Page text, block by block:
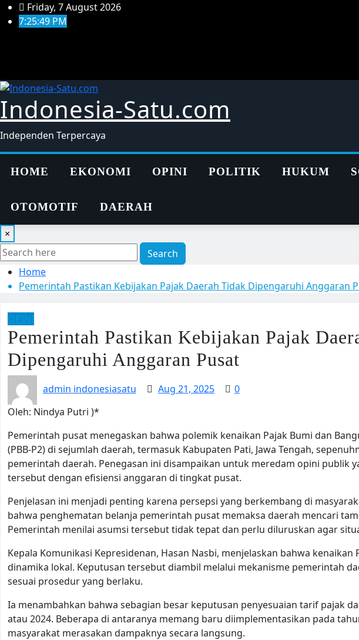
Skip
to
Friday, 7 August 2026
7:25:49 PM
Indonesia-Satu.com
Independen Terpercaya
HOME EKONOMI OPINI POLITIK HUKUM
OTOMOTIF DAERAH
×
Search
Home
Pemerintah Pastikan Kebijakan Pajak Daerah Tidak Dipengaruhi Anggaran
Pemerintah Pastikan Kebijakan Pajak
Dipengaruhi Anggaran Pusat
admin indonesiasatu Aug 21, 2025
0
Oleh: Nindya Putri )*
Pemerintah pusat menegaskan bahwa polemik kenaikan Pajak Bumi dan
(PBB-P2) di sejumlah daerah, termasuk Kabupaten Pati, Jawa Tengah,
pemerintah daerah. Penegasan ini disampaikan untuk meredam opini publik
tersebut dengan efisiensi anggaran di tingkat pusat.
Penjelasan ini menjadi penting karena persepsi yang berkembang di
bahwa penghematan belanja pemerintah pusat memaksa daerah mencari
Pemerintah menilai asumsi tersebut tidak tepat dan perlu diluruskan agar
Kepala Komunikasi Kepresidenan, Hasan Nasbi, menjelaskan bahwa kenaikan
dinamika lokal. Keputusan tersebut diambil melalui mekanisme pemerintah
sesuai prosedur yang berlaku.
Ia menambahkan bahwa sebagian besar keputusan penyesuaian tarif pajak
atau 2024. Beberapa di antaranya memang baru diimplementasikan pada
masyarakat merasakan dampaknya secara langsung.